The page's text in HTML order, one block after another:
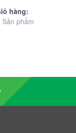
hàng:
Sản phẩm